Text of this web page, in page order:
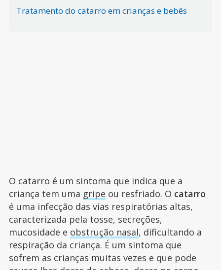
Tratamento do catarro em crianças e bebês
O catarro é um sintoma que indica que a
criança tem uma gripe ou resfriado. O catarro
é uma infecção das vias respiratórias altas,
caracterizada pela tosse, secreções,
mucosidade e obstrução nasal, dificultando a
respiração da criança. É um sintoma que
sofrem as crianças muitas vezes e que pode